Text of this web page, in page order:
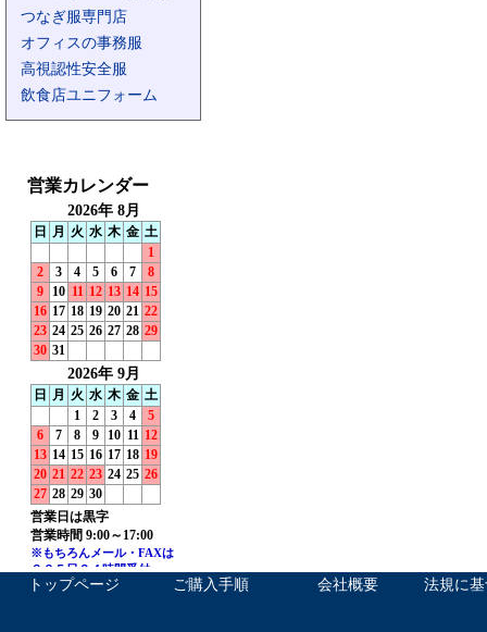
つなぎ服専門店
オフィスの事務服
高視認性安全服
飲食店ユニフォーム
トップページ ご購入手順 会社概要 法規に